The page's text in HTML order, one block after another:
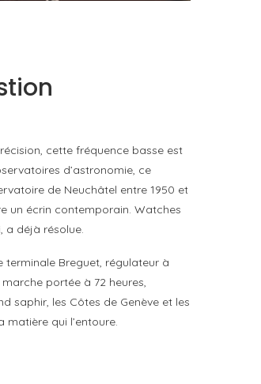
cette fréquence basse est
d’astronomie, ce
de Neuchâtel entre 1950 et
un écrin contemporain. Watches
a déjà résolue.
Breguet, régulateur à
portée à 72 heures,
saphir, les Côtes de Genève et les
qui l’entoure.